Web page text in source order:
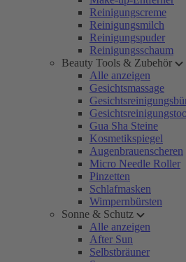
Reinigungscreme
Reinigungsmilch
Reinigungspuder
Reinigungsschaum
Beauty Tools & Zubehör
Alle anzeigen
Gesichtsmassage
Gua Sha Steine
Kosmetikspiegel
Augenbrauenscheren
Micro Needle Roller
Pinzetten
Schlafmasken
Wimpernbürsten
Sonne & Schutz
Alle anzeigen
After Sun
Selbstbräuner